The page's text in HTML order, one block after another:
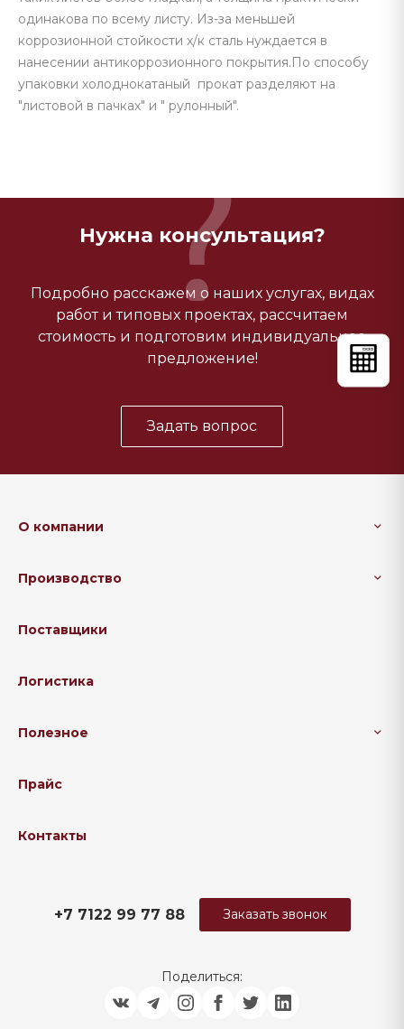
одинакова по всему листу. Из-за меньшей
коррозионной стойкости х/к сталь нуждается в
нанесении антикоррозионного покрытия.По способу
упаковки холоднокатаный прокат разделяют на
"листовой в пачках" и " рулонный".
Нужна консультация?
Подробно расскажем о наших услугах, видах
работ и типовых проектах, рассчитаем
стоимость и подготовим индивидуальное
предложение!
Задать вопрос
О компании
Производство
Поставщики
Логистика
Полезное
Прайс
Контакты
+7 7122 99 77 88 Заказать звонок
Поделиться: